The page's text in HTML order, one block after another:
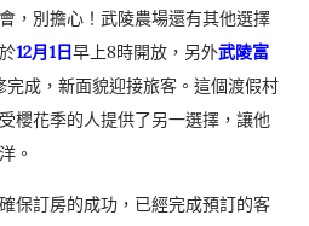
，別擔心！武陵農場還有其他選擇
12月1日早上8時開放，另外武陵富
完成，新面貌迎接旅客。這個渡假村
櫻花季的人提供了另一選擇，讓他
。
保訂房的成功，已經完成預訂的客